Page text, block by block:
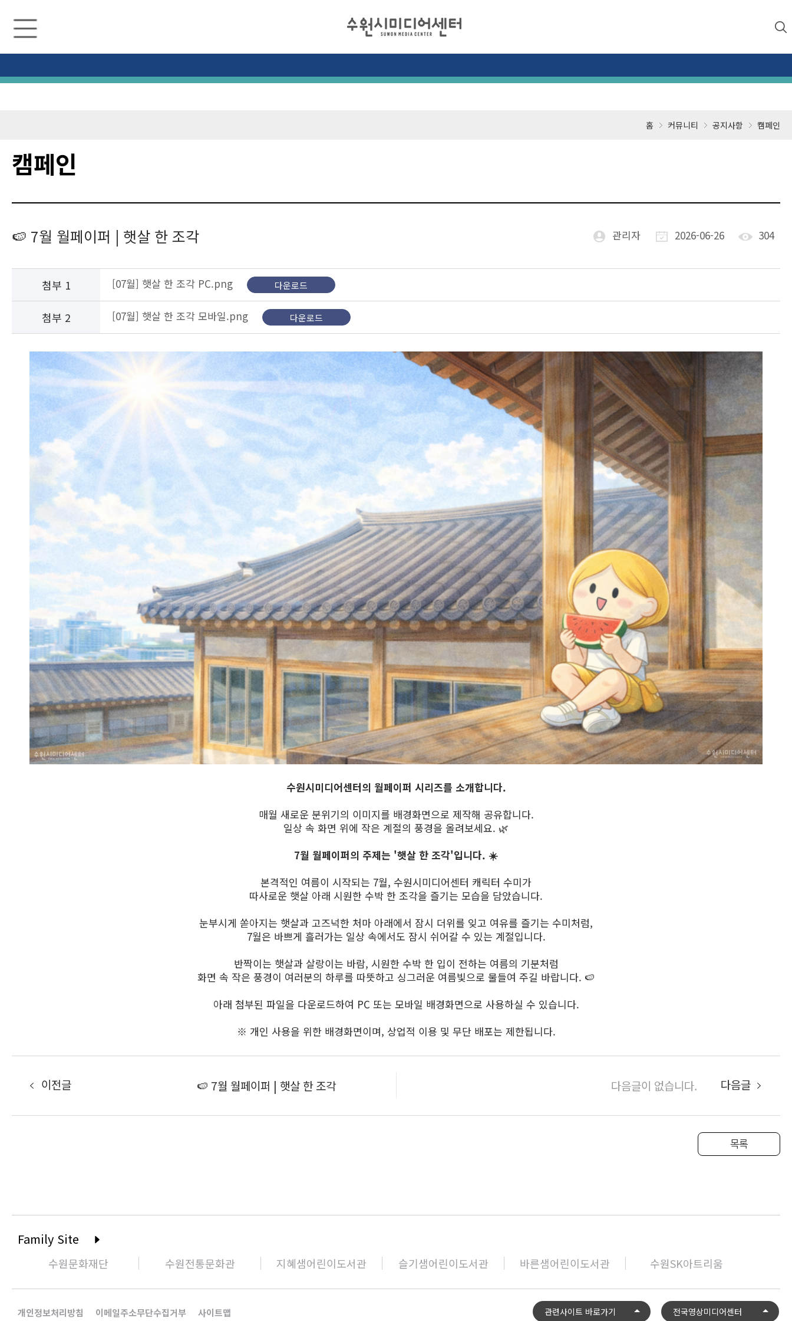
어
터
홈 커뮤니티 공지사항 캠페인
캠페인
🍉 7월 월페이퍼 | 햇살 한 조각 관리자 2026-06-26 304
첨부 1 [07월] 햇살 한 조각 PC.png 다운로드
첨부 2 [07월] 햇살 한 조각 모바일.png 다운로드
수원시미디어센터의 월페이퍼 시리즈를 소개합니다.
매월 새로운 분위기의 이미지를 배경화면으로 제작해 공유합니다.
일상 속 화면 위에 작은 계절의 풍경을 올려보세요. 🌿
7월 월페이퍼의 주제는 '햇살 한 조각'입니다. ☀️
본격적인 여름이 시작되는 7월, 수원시미디어센터 캐릭터 수미가
따사로운 햇살 아래 시원한 수박 한 조각을 즐기는 모습을 담았습니다.
눈부시게 쏟아지는 햇살과 고즈넉한 처마 아래에서 잠시 더위를 잊고 여유를 즐기는 수미처럼,
7월은 바쁘게 흘러가는 일상 속에서도 잠시 쉬어갈 수 있는 계절입니다.
반짝이는 햇살과 살랑이는 바람, 시원한 수박 한 입이 전하는 여름의 기분처럼
화면 속 작은 풍경이 여러분의 하루를 따뜻하고 싱그러운 여름빛으로 물들여 주길 바랍니다. 🍉
아래 첨부된 파일을 다운로드하여 PC 또는 모바일 배경화면으로 사용하실 수 있습니다.
※ 개인 사용을 위한 배경화면이며, 상업적 이용 및 무단 배포는 제한됩니다.
이전글 🍉 7월 월페이퍼 | 햇살 한 조각 다음글
다음글이 없습니다.
목록
Family Site
수원문화재단 수원전통문화관 지혜샘어린이도서관 슬기샘어린이도서관 바른샘어린이도서관 수원SK아트리움
개인정보처리방침 이메일주소무단수집거부 사이트맵 관련사이트 바로가기 전국영상미디어센터